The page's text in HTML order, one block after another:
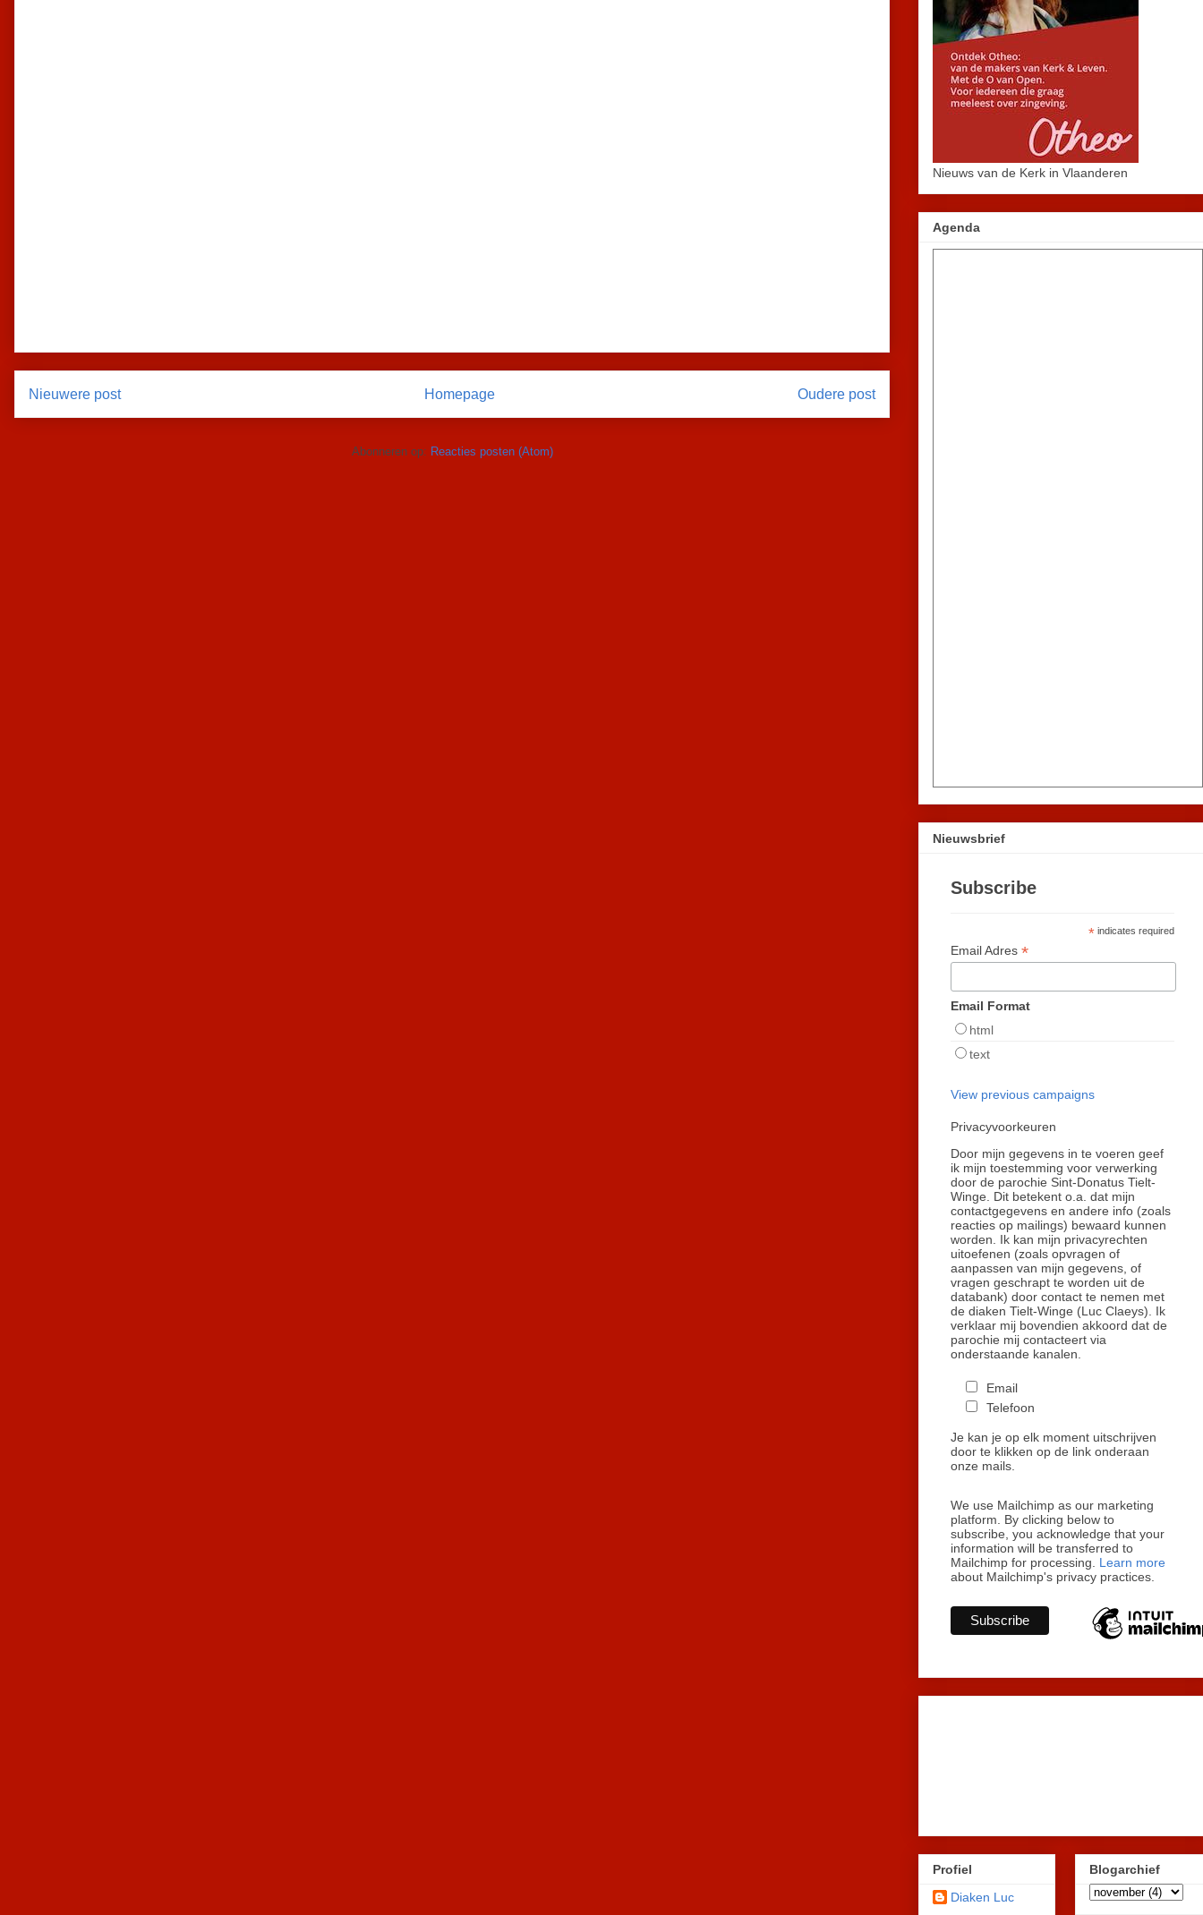
Nieuwere post Oudere post
Homepage
Abonneren op: Reacties posten (Atom)
Nieuws van de Kerk in Vlaanderen
Agenda
Nieuwsbrief
Subscribe
*indicates required
Email Adres *
Email Format
html
text
View previous campaigns
Privacyvoorkeuren
Door mijn gegevens in te voeren geef
ik mijn toestemming voor verwerking
door de parochie Sint-Donatus Tielt-
Winge. Dit betekent o.a. dat mijn
contactgegevens en andere info (zoals
reacties op mailings) bewaard kunnen
worden. Ik kan mijn privacyrechten
uitoefenen (zoals opvragen of
aanpassen van mijn gegevens, of
vragen geschrapt te worden uit de
databank) door contact te nemen met
de diaken Tielt-Winge (Luc Claeys). Ik
verklaar mij bovendien akkoord dat de
parochie mij contacteert via
onderstaande kanalen.
Email
Telefoon
Je kan je op elk moment uitschrijven
door te klikken op de link onderaan
onze mails.
We use Mailchimp as our marketing
platform. By clicking below to
subscribe, you acknowledge that your
information will be transferred to
Mailchimp for processing. Learn more
about Mailchimp's privacy practices.
Profiel
Diaken Luc
Blogarchief